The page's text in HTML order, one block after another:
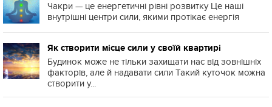
Чакри — це енергетичні рівні розвитку Це наші
внутрішні центри сили, якими протікає енергія
Як створити місце сили у своїй квартирі
Будинок може не тільки захищати нас від зовнішніх
факторів, але й надавати сили Такий куточок можна
створити у...